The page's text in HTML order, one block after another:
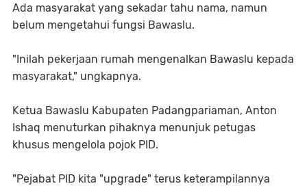
Ada masyarakat yang sekadar tahu nama, namun
belum mengetahui fungsi Bawaslu.
"Inilah pekerjaan rumah mengenalkan Bawaslu kepada
masyarakat," ungkapnya.
Ketua Bawaslu Kabupaten Padangpariaman, Anton
Ishaq menuturkan pihaknya menunjuk petugas
khusus mengelola pojok PID.
"Pejabat PID kita "upgrade" terus keterampilannya